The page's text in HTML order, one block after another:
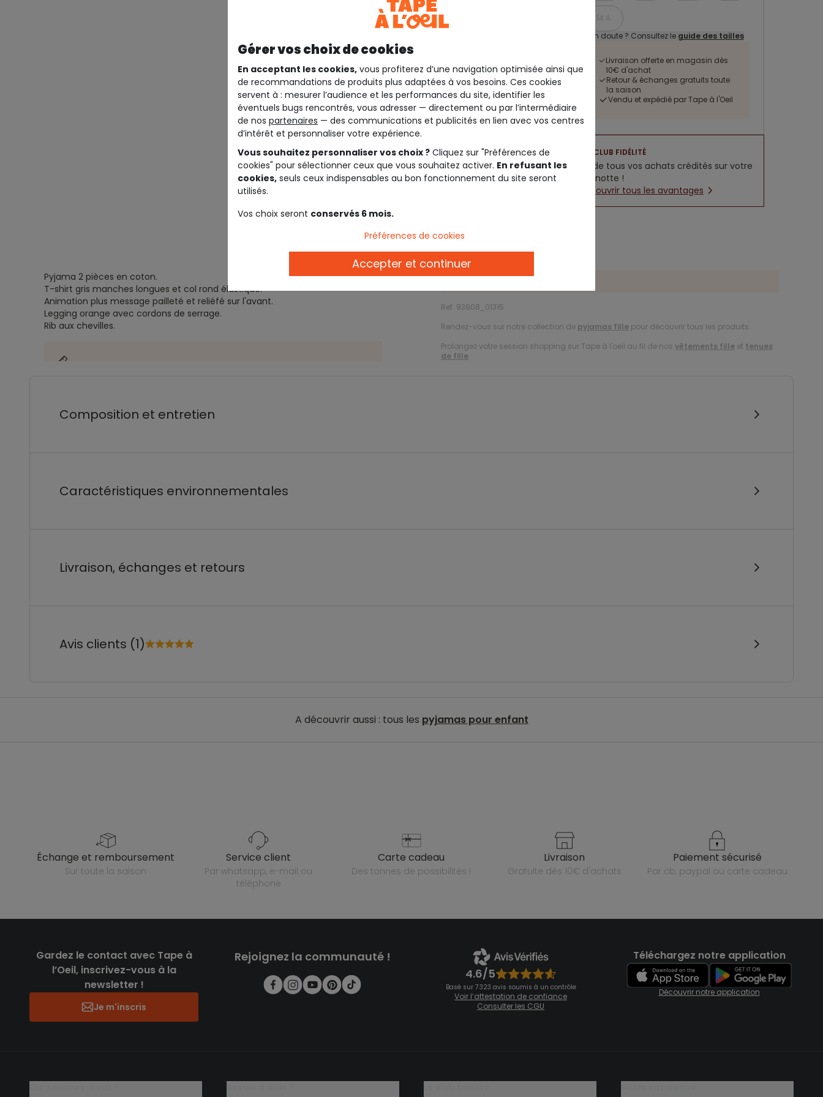
14 A
Un doute ? Consultez le guide des tailles
Livraison offerte en magasin dès
10€ d'achat
Retour & échanges gratuits toute
la saison
Vendu et expédié par Tape à l'Oeil
CLUB FIDÉLITÉ
5% de tous vos achats crédités sur votre
cagnotte !
Découvrir tous les avantages
Description
Pyjama 2 pièces en coton.
T-shirt gris manches longues et col rond élastiqué.
Animation plus message pailleté et reliéfé sur l'avant.
Legging orange avec cordons de serrage.
Rib aux chevilles.
Consultez leguide des tailles
Ref. 93908_01315
Rendez-vous sur notre collection de pyjamas fille pour découvrir tous les produits.
Prolongez votre session shopping sur Tape à l'oeil au fil de nos vêtements fille et tenues
de fille.
Composition et entretien
Caractéristiques environnementales
Livraison, échanges et retours
Avis clients (1)
A découvrir aussi : tous les pyjamas pour enfant
échange et remboursement
sur toute la saison
service client
par whatsapp, e-mail ou
téléphone
carte cadeau
des tonnes de possibilités !
livraison
gratuite dès 10€ d'achats
paiement sécurisé
par cb, paypal ou carte cadeau
Gardez le contact avec Tape à
l’Oeil, inscrivez-vous à la
newsletter !
Je m'inscris
Rejoignez la communauté !
4.6/5
Basé sur 7 323 avis soumis à un contrôle
Voir l’attestation de confiance
Consulter les CGU
Téléchargez notre application
Découvrir notre application
Gérer vos choix de cookies
En acceptant les cookies, vous profiterez d’une navigation optimisée ainsi que
de recommandations de produits plus adaptées à vos besoins. Ces cookies
servent à : mesurer l’audience et les performances du site, identifier les
éventuels bugs rencontrés, vous adresser — directement ou par l’intermédiaire
de nos partenaires — des communications et publicités en lien avec vos centres
d’intérêt et personnaliser votre expérience.
Vous souhaitez personnaliser vos choix ? Cliquez sur "Préférences de
cookies" pour sélectionner ceux que vous souhaitez activer. En refusant les
cookies, seuls ceux indispensables au bon fonctionnement du site seront
utilisés.
Vos choix seront conservés 6 mois.
Préférences de cookies
Accepter et continuer